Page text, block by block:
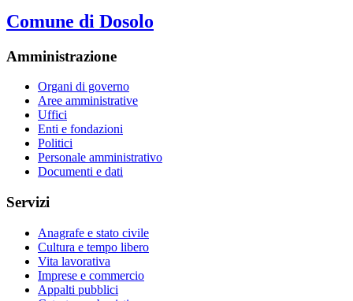
Comune di Dosolo
Amministrazione
Organi di governo
Aree amministrative
Uffici
Enti e fondazioni
Politici
Personale amministrativo
Documenti e dati
Servizi
Anagrafe e stato civile
Cultura e tempo libero
Vita lavorativa
Imprese e commercio
Appalti pubblici